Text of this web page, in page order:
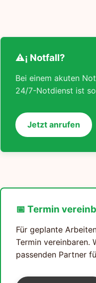
⚠¡ Notfall?
Bei einem akuten
24/7-Notdienst ist
Jetzt anrufen
📅 Termin
Für geplante
Termin vereinbaren.
passenden Partner